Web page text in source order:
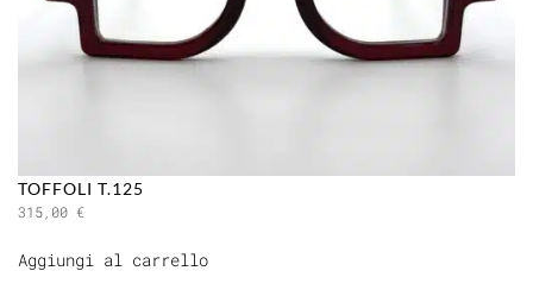
TOFFOLI T.125
315,00 €
Aggiungi al carrello